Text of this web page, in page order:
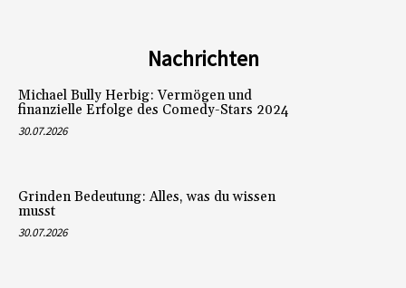
Nachrichten
Michael Bully Herbig: Vermögen und
finanzielle Erfolge des Comedy-Stars 2024
30.07.2026
Grinden Bedeutung: Alles, was du wissen
musst
30.07.2026